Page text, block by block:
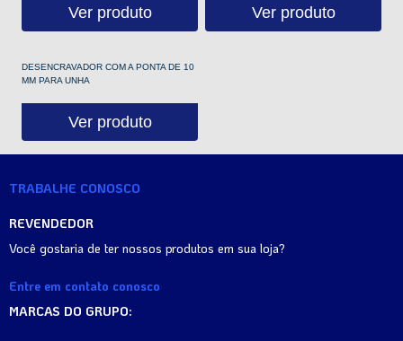
Ver produto Ver produto
DESENCRAVADOR COM A PONTA DE 10
MM PARA UNHA
Ver produto
TRABALHE CONOSCO
REVENDEDOR
Você gostaria de ter nossos produtos em sua loja?
Entre em contato conosco
MARCAS DO GRUPO: